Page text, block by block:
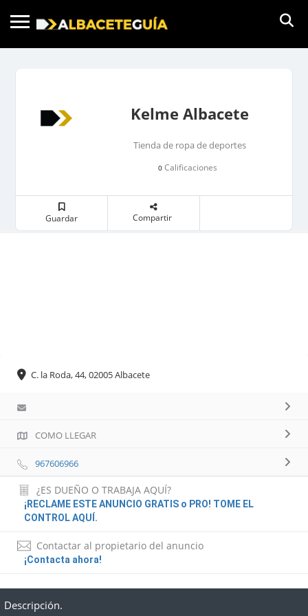
Kelme Albacete
Tienda de ropa de deportes
0Calificaciones
Guardar Compartir
C. la Roda, 44, 02005 Albacete
COMO LLEGAR
967606966
¿ES DUEÑO O TRABAJA AQUÍ?
¡RECLAME ESTE ANUNCIO GRATIS o PRO! TOME EL
CONTROL AQUÍ.
Contactar al propietario del anuncio
¡Contacta ahora!
Descripción.